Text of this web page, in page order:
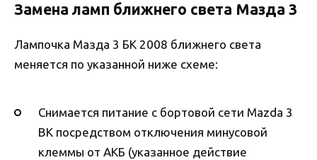
Замена ламп ближнего света Мазда 3
Лампочка Мазда 3 БК 2008 ближнего света
меняется по указанной ниже схеме:
Снимается питание с бортовой сети Mazda 3
BK посредством отключения минусовой
клеммы от АКБ (указанное действие